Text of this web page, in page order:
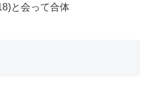
と会って合体